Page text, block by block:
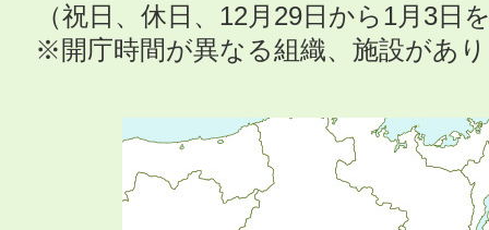
（祝日、休日、12月29日から1月3日
※開庁時間が異なる組織、施設があ